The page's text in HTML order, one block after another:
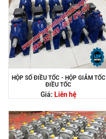
HỘP SỐ ĐIỀU TỐC - HỘP GIẢM TỐC
ĐIỀU TỐC
Giá: Liên hệ